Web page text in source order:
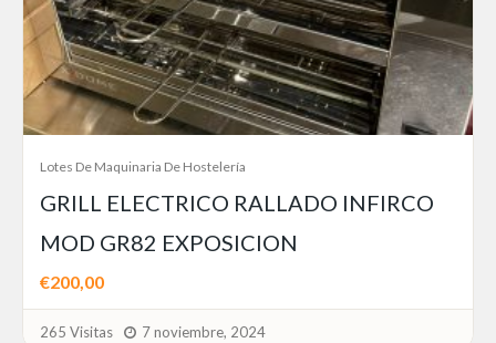
Lotes De Maquinaria De Hostelería
GRILL ELECTRICO RALLADO INFIRCO
MOD GR82 EXPOSICION
€200,00
265 Visitas 7 noviembre, 2024